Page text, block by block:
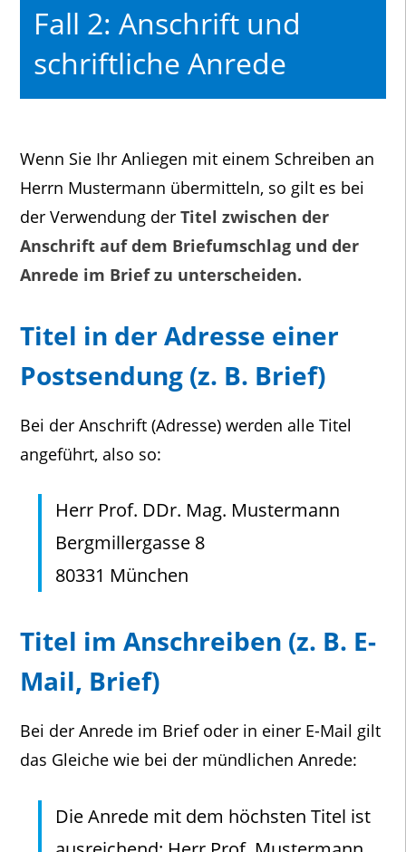
Fall 2: Anschrift und
schriftliche Anrede
Wenn Sie Ihr Anliegen mit einem Schreiben an
Herrn Mustermann übermitteln, so gilt es bei
der Verwendung derTitel zwischen der
Anschrift auf dem Briefumschlag und der
Anrede im Brief zu unterscheiden.
Titel in der Adresse einer
Postsendung (z. B. Brief)
Bei der Anschrift (Adresse) werden alle Titel
angeführt, also so:
Herr Prof. DDr. Mag. Mustermann
Bergmillergasse 8
80331 München
Titel im Anschreiben (z. B. E-
Mail, Brief)
Bei der Anrede im Brief oder in einer E-Mail gilt
das Gleiche wie bei der mündlichen Anrede:
Die Anrede mit dem höchsten Titel ist